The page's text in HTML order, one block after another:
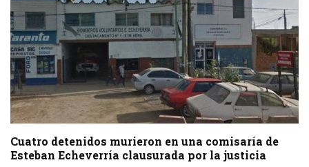
Cuatro detenidos murieron en una comisaría de
Esteban Echeverría clausurada por la justicia